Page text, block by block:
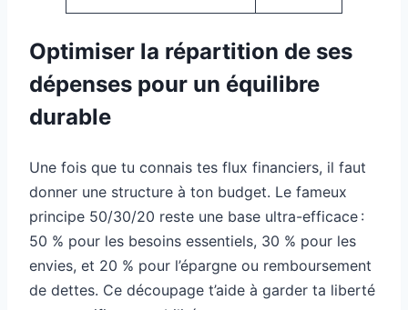
Optimiser la répartition de ses
dépenses pour un équilibre
durable
Une fois que tu connais tes flux financiers, il faut
donner une structure à ton budget. Le fameux
principe 50/30/20 reste une base ultra-efficace :
50 % pour les besoins essentiels, 30 % pour les
envies, et 20 % pour l’épargne ou remboursement
de dettes. Ce découpage t’aide à garder ta liberté